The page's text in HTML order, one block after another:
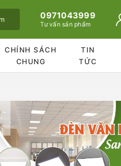
0971043999
Tư vấn sản phẩm
CHÍNH SÁCH
CHUNG
TIN
TỨC